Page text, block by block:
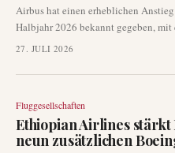
Airbus hat einen erheblichen
Halbjahr 2026 bekannt gegeben,
zum gleichen Zeitraum des
Produktionskapazitäten signalisiert.
Flottenerweiterung und die
27. JULI 2026
Fluggesellschaften
Ethiopian Airlines
neun zusätzlichen